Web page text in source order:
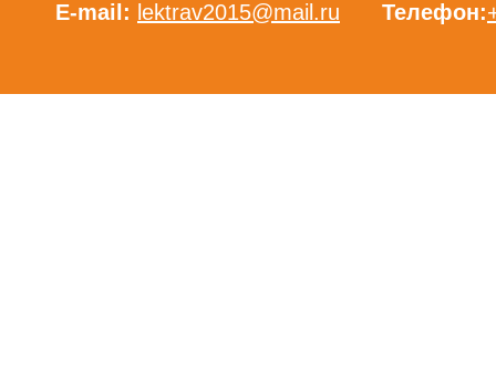
E-mail: lektrav2015@mail.ru Телефон: